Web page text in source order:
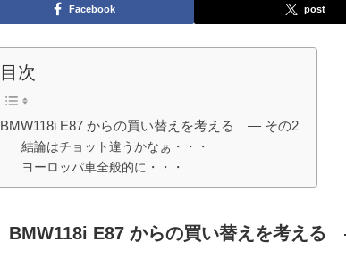
Facebook post
目次
BMW118i E87 からの買い替えを考える ― その2
結論はチョット違うかなぁ・・・
ヨーロッパ車全般的に・・・
BMW118i E87 からの買い替えを考え